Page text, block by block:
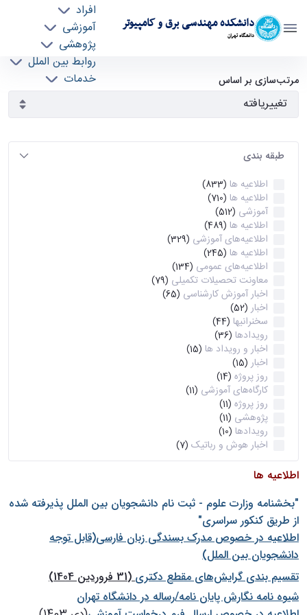
دانشکده مهندسی برق و کامپیوتر
دانشگاه تهران
افراد
آموزشی
پژوهشی
روابط بین الملل
خدمات
آرشیو اطلاعیه ها - ece- دانشکده مهندسی برق و
کامپیوتر
مرتب‌سازی بر اساس
طبقه بندی
اطلاعیه ها (833)
اطلاعیه ها (710)
آموزشی (512)
اطلاعیه ها (489)
اطلاعیه‌های‌ آموزشی (329)
اطلاعیه ها (245)
اطلاعیه‌های عمومی (134)
معاونت تحصیلات تکمیلی (79)
اخبار آموزش کارشناسی (65)
اخبار (52)
سخنرانیها (44)
رویدادها (36)
اخبار و رویداد ها (15)
اخبار (15)
روز پروژه (14)
کارگاه‌های آموزشی (11)
روز پروژه (11)
پژوهشی (11)
رویدادها (10)
اخبار هوش و رباتیک (7)
اطلاعیه ها
"بخشنامه وزارت علوم - ثبت نام دانشجويان بين الملل پذيرفته شده
از طريق كنكور سراسری"
اطلاعیه در خصوص مدرک بسندگی زبان فارسی(قابل توجه
دانشجویان بین الملل)
تقسیم بندی گرایش‌های مقطع دکتری(31 فروردین 1404)
شيوه نامه نگارش پايان نامه/رساله در دانشگاه تهران